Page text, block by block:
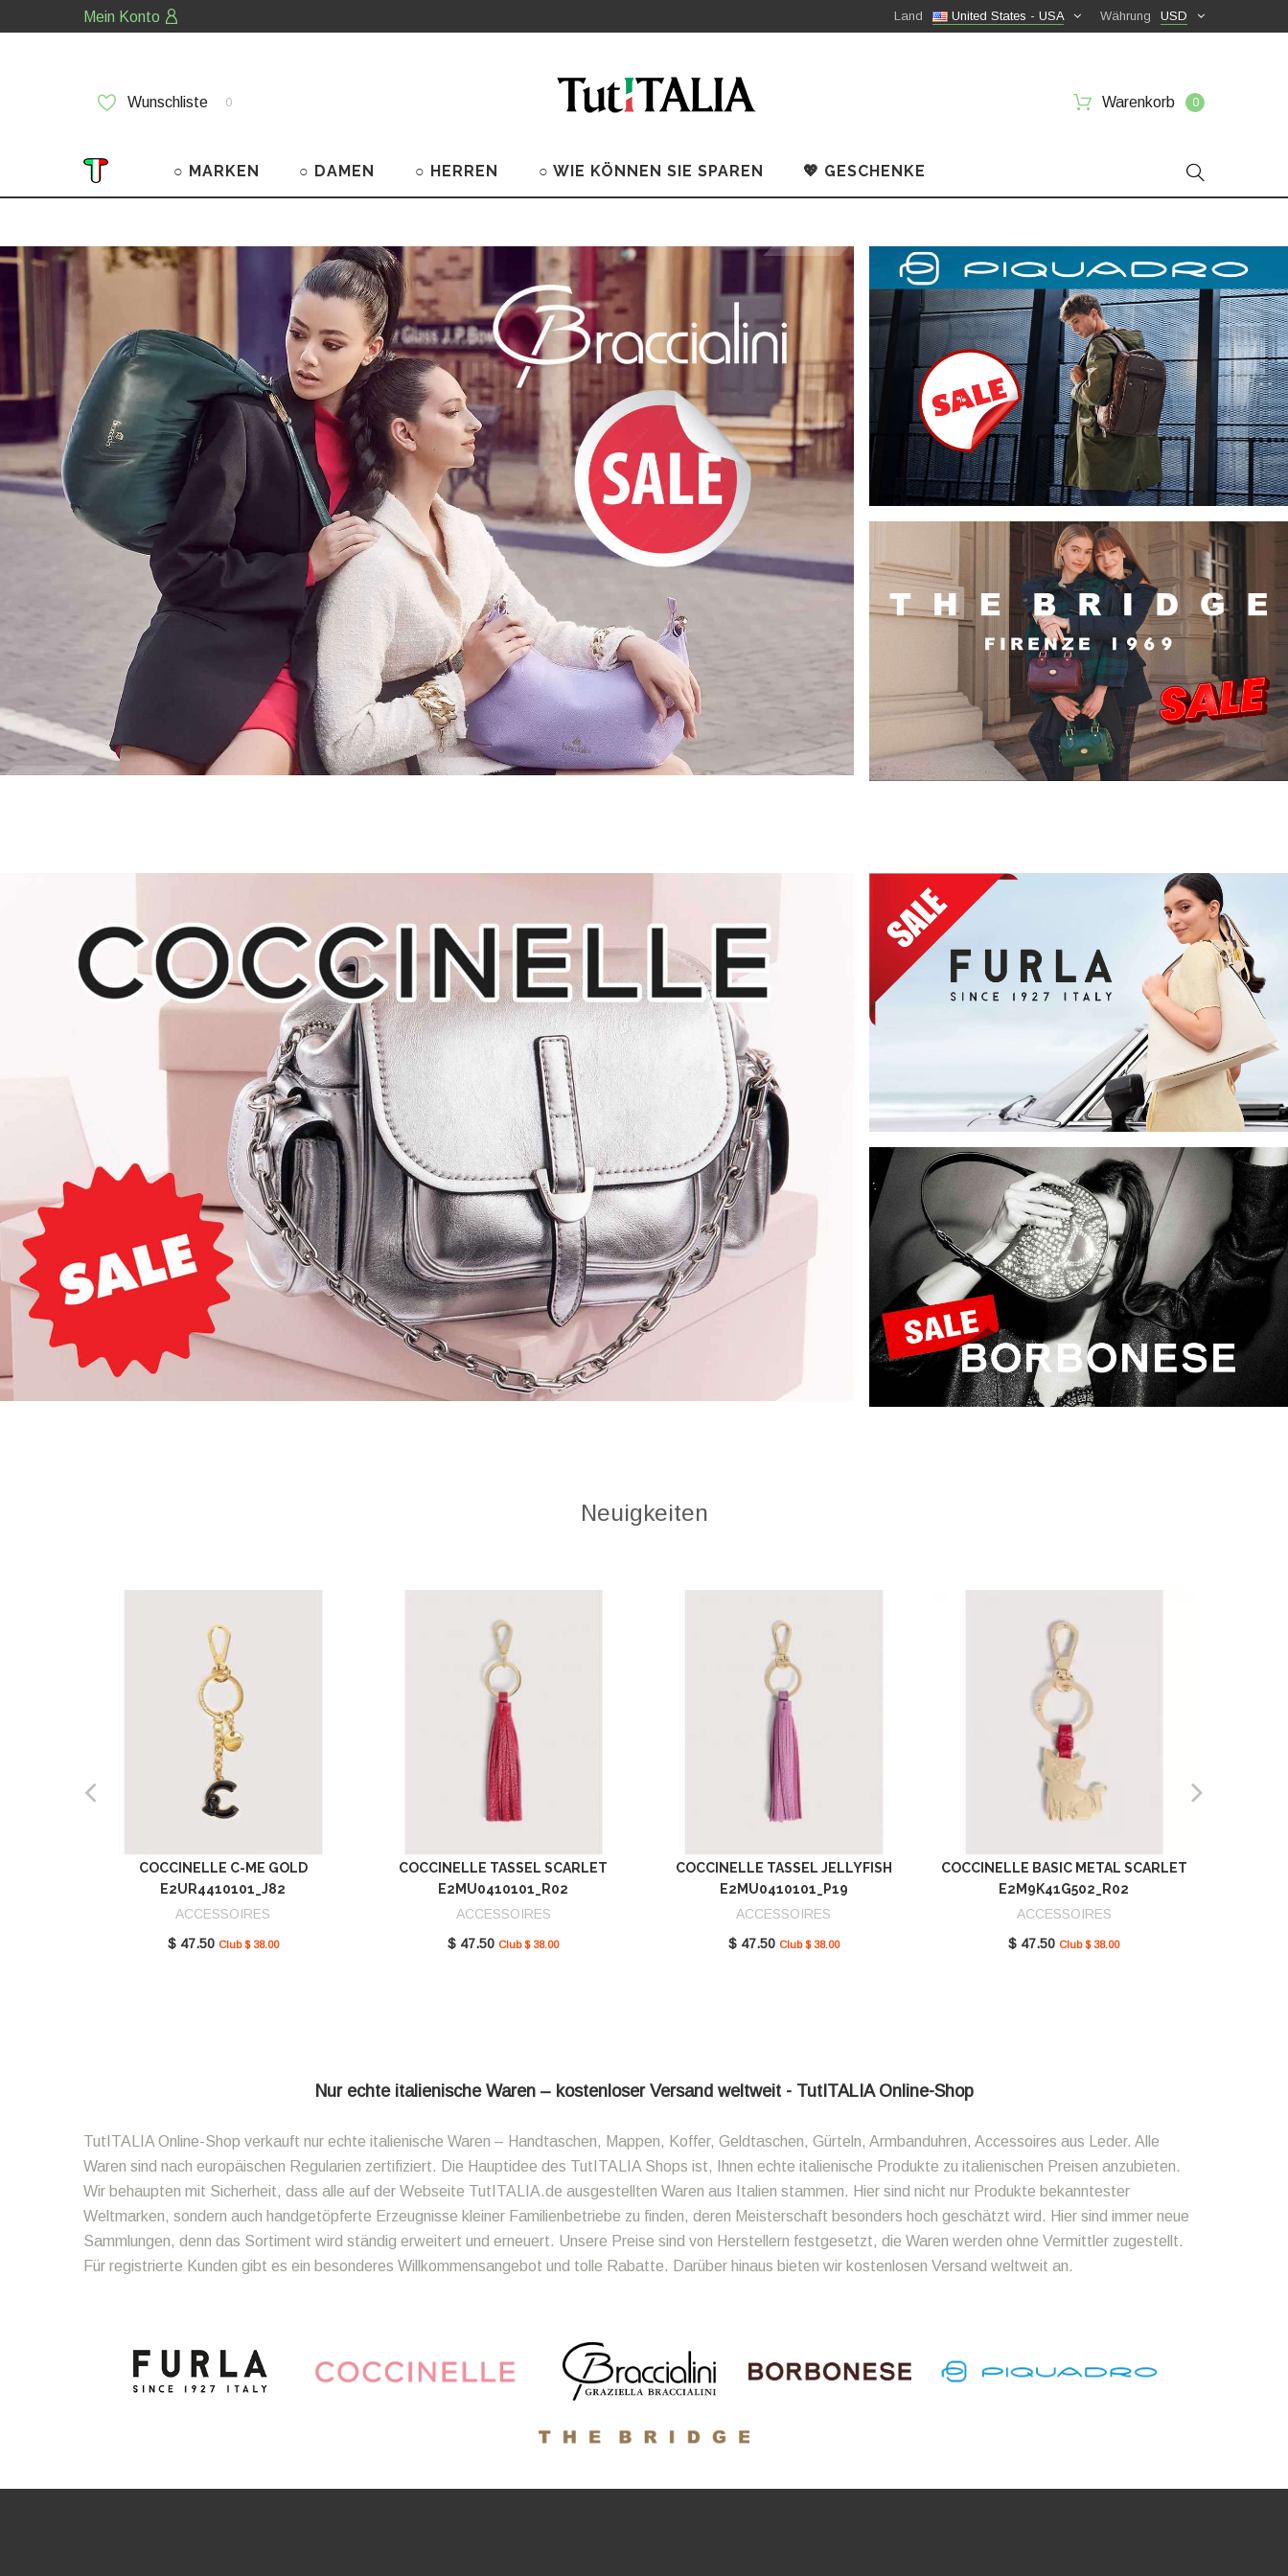
Mein Konto USD
Währung
United States - USA
Land
Wunschliste 0 Warenkorb 0
○ MARKEN ○ DAMEN ○ HERREN ○ WIE KÖNNEN SIE SPAREN 💖 GESCHENKE
Neuigkeiten
COCCINELLE C-ME GOLD
E2UR4410101_J82
ACCESSOIRES
$ 47.50 Club $ 38.00
COCCINELLE TASSEL SCARLET
E2MU0410101_R02
ACCESSOIRES
$ 47.50 Club $ 38.00
COCCINELLE TASSEL JELLYFISH
E2MU0410101_P19
ACCESSOIRES
$ 47.50 Club $ 38.00
COCCINELLE BASIC METAL SCARLET
E2M9K41G502_R02
ACCESSOIRES
$ 47.50 Club $ 38.00
Nur echte italienische Waren – kostenloser Versand weltweit - TutITALIA Online-Shop
TutITALIA Online-Shop verkauft nur echte italienische Waren – Handtaschen, Mappen, Koffer, Geldtaschen, Gürteln, Armbanduhren, Accessoires aus Leder. Alle
Waren sind nach europäischen Regularien zertifiziert. Die Hauptidee des TutITALIA Shops ist, Ihnen echte italienische Produkte zu italienischen Preisen anzubieten.
Wir behaupten mit Sicherheit, dass alle auf der Webseite TutITALIA.de ausgestellten Waren aus Italien stammen. Hier sind nicht nur Produkte bekanntester
Weltmarken, sondern auch handgetöpferte Erzeugnisse kleiner Familienbetriebe zu finden, deren Meisterschaft besonders hoch geschätzt wird. Hier sind immer neue
Sammlungen, denn das Sortiment wird ständig erweitert und erneuert. Unsere Preise sind von Herstellern festgesetzt, die Waren werden ohne Vermittler zugestellt.
Für registrierte Kunden gibt es ein besonderes Willkommensangebot und tolle Rabatte. Darüber hinaus bieten wir kostenlosen Versand weltweit an.